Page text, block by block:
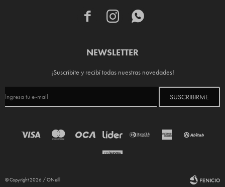
  
NEWSLETTER
¡Suscribite y recibí todas nuestras novedades!
SUSCRIBIRME
© Copyright 2026 / ONeill